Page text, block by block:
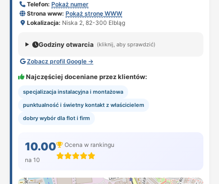
Telefon: Pokaż numer
Strona www: Pokaż stronę WWW
Lokalizacja: Niska 2, 82-300 Elbląg
Godziny otwarcia (kliknij, aby sprawdzić)
Zobacz profil Google →
Najczęściej doceniane przez klientów:
specjalizacja instalacyjna i montażowa
punktualność i świetny kontakt z właścicielem
dobry wybór dla flot i firm
10.00
na 10
Ocena w rankingu